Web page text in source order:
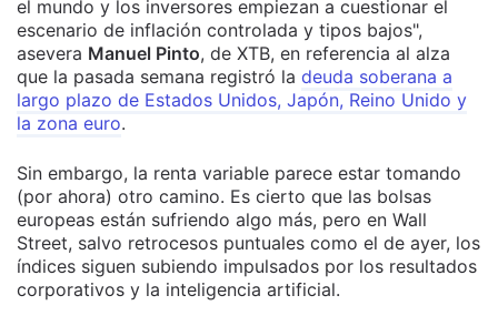
el mundo y los inversores empiezan a cuestionar el
escenario de inflación controlada y tipos bajos",
asevera Manuel Pinto, de XTB, en referencia al alza
que la pasada semana registró la deuda soberana a
largo plazo de Estados Unidos, Japón, Reino Unido y
la zona euro.
Sin embargo, la renta variable parece estar tomando
(por ahora) otro camino. Es cierto que las bolsas
europeas están sufriendo algo más, pero en Wall
Street, salvo retrocesos puntuales como el de ayer, los
índices siguen subiendo impulsados por los resultados
corporativos y la inteligencia artificial.